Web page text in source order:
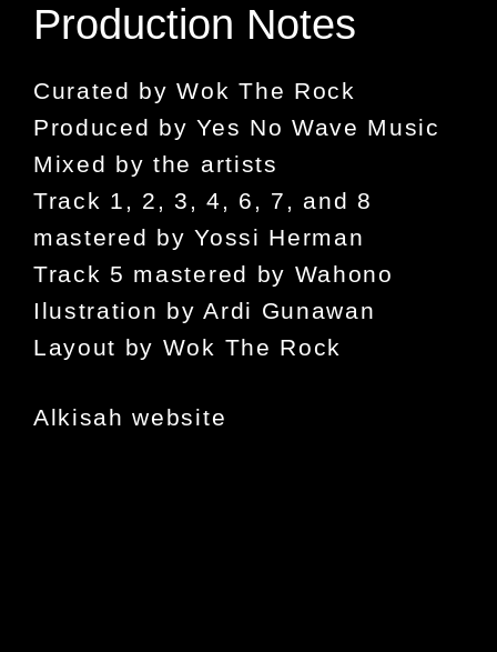
Production Notes
Curated by Wok The Rock
Produced by Yes No Wave Music
Mixed by the artists
Track 1, 2, 3, 4, 6, 7, and 8
mastered by Yossi Herman
Track 5 mastered by Wahono
Ilustration by Ardi Gunawan
Layout by Wok The Rock
Alkisah website